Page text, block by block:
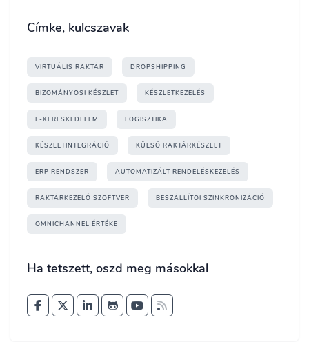
Címke, kulcszavak
VIRTUÁLIS RAKTÁR DROPSHIPPING
BIZOMÁNYOSI KÉSZLET KÉSZLETKEZELÉS
E-KERESKEDELEM LOGISZTIKA
KÉSZLETINTEGRÁCIÓ KÜLSŐ RAKTÁRKÉSZLET
ERP RENDSZER AUTOMATIZÁLT RENDELÉSKEZELÉS
RAKTÁRKEZELŐ SZOFTVER BESZÁLLÍTÓI SZINKRONIZÁCIÓ
OMNICHANNEL ÉRTÉKE
Ha tetszett, oszd meg másokkal